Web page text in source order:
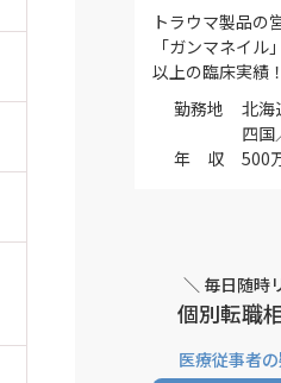
トラウマ製品の
「ガンマネイ
以上の臨床実績！
勤務地
北海
四国
年 収
500
＼ 毎日随時
個別転職
医療従事者